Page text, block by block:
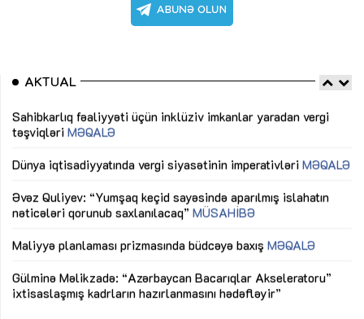
AKTUAL
Sahibkarlıq fəaliyyəti üçün inklüziv imkanlar yaradan vergi
təşviqləriMƏQALƏ
Dünya iqtisadiyyatında vergi siyasətinin imperativləri MƏQALƏ
Əvəz Quliyev: “Yumşaq keçid sayəsində aparılmış islahatın
nəticələri qorunub saxlanılacaq”MÜSAHİBƏ
Maliyyə planlaması prizmasında büdcəyə baxış MƏQALƏ
Gülminə Məlikzadə: “Azərbaycan Bacarıqlar Akseleratoru”
ixtisaslaşmış kadrların hazırlanmasını hədəfləyir”